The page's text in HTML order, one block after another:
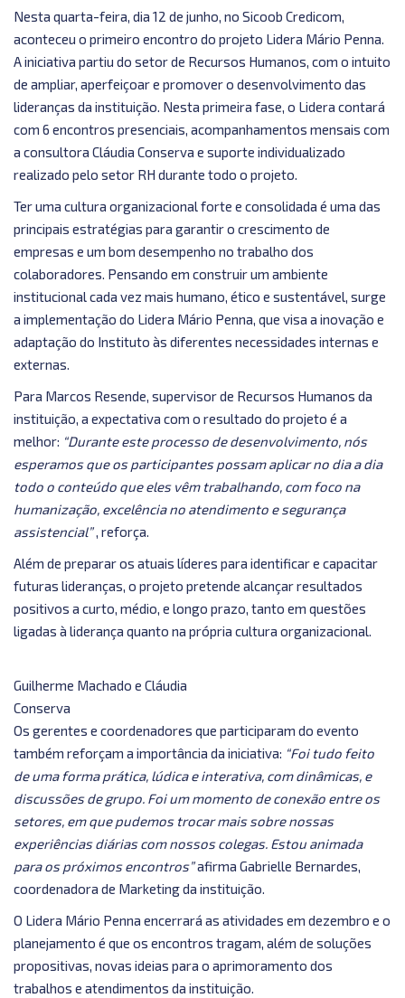
Nesta quarta-feira, dia 12 de junho, no Sicoob Credicom,
aconteceu o primeiro encontro do projeto Lidera Mário Penna.
A iniciativa partiu do setor de Recursos Humanos, com o intuito
de ampliar, aperfeiçoar e promover o desenvolvimento das
lideranças da instituição. Nesta primeira fase, o Lidera contará
com 6 encontros presenciais, acompanhamentos mensais com
a consultora Cláudia Conserva e suporte individualizado
realizado pelo setor RH durante todo o projeto.
Ter uma cultura organizacional forte e consolidada é uma das
principais estratégias para garantir o crescimento de
empresas e um bom desempenho no trabalho dos
colaboradores. Pensando em construir um ambiente
institucional cada vez mais humano, ético e sustentável, surge
a implementação do Lidera Mário Penna, que visa a inovação e
adaptação do Instituto às diferentes necessidades internas e
externas.
Para Marcos Resende, supervisor de Recursos Humanos da
instituição, a expectativa com o resultado do projeto é a
melhor: “Durante este processo de desenvolvimento, nós
esperamos que os participantes possam aplicar no dia a dia
todo o conteúdo que eles vêm trabalhando, com foco na
humanização, excelência no atendimento e segurança
assistencial”, reforça.
Além de preparar os atuais líderes para identificar e capacitar
futuras lideranças, o projeto pretende alcançar resultados
positivos a curto, médio, e longo prazo, tanto em questões
ligadas à liderança quanto na própria cultura organizacional.
Guilherme Machado e Cláudia
Conserva
Os gerentes e coordenadores que participaram do evento
também reforçam a importância da iniciativa: “Foi tudo feito
de uma forma prática, lúdica e interativa, com dinâmicas, e
discussões de grupo. Foi um momento de conexão entre os
setores, em que pudemos trocar mais sobre nossas
experiências diárias com nossos colegas. Estou animada
para os próximos encontros”afirma Gabrielle Bernardes,
coordenadora de Marketing da instituição.
O Lidera Mário Penna encerrará as atividades em dezembro e o
planejamento é que os encontros tragam, além de soluções
propositivas, novas ideias para o aprimoramento dos
trabalhos e atendimentos da instituição.